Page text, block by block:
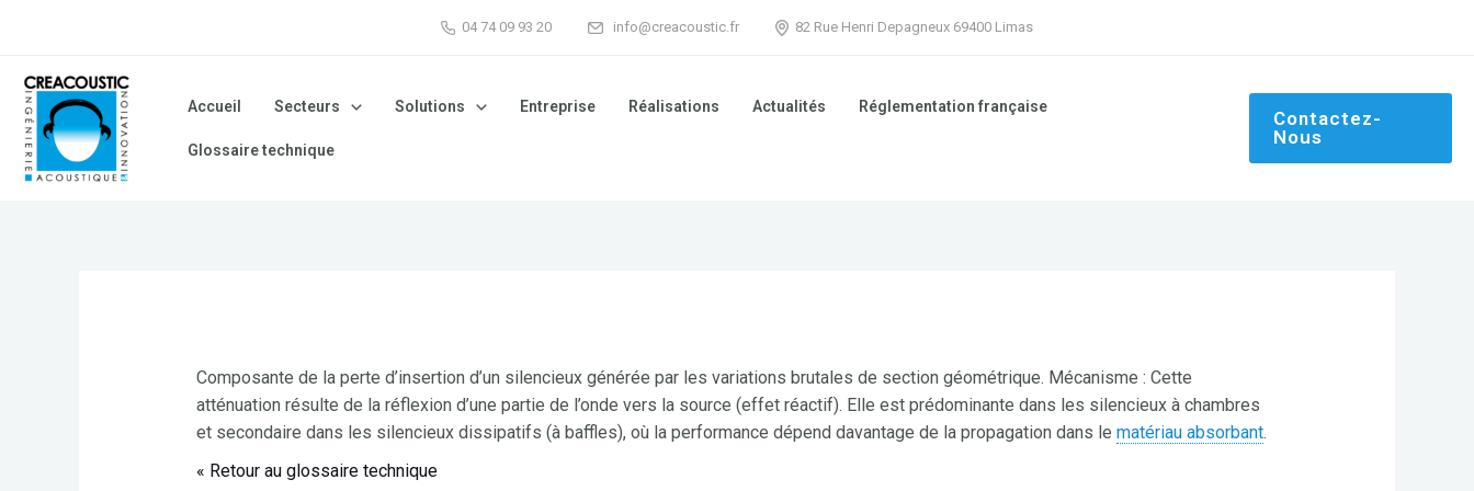
04 74 09 93 20 info@creacoustic.fr 82 Rue Henri Depagneux 69400 Limas
Accueil Secteurs Solutions Entreprise Réalisations Actualités Réglementation française
Glossaire technique
Contactez-
Nous
Composante de la perte d’insertion d’un silencieux générée par les variations brutales de section géométrique. Mécanisme : Cette
atténuation résulte de la réflexion d’une partie de l’onde vers la source (effet réactif). Elle est prédominante dans les silencieux à chambres
et secondaire dans les silencieux dissipatifs (à baffles), où la performance dépend davantage de la propagation dans le matériau absorbant.
« Retour au glossaire technique